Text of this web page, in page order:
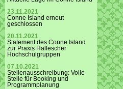
23.11.2021
Conne Island erneut
geschlossen
20.11.2021
Statement des Conne Island
zur Praxis Hallescher
Hochschulgruppen
07.10.2021
Stellenausschreibung: Volle
Stelle für Booking und
Programmplanung